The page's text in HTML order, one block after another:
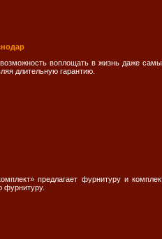
воплощать в жизнь даже
длительную гарантию.
предлагает фурнитуру и
фурнитуру.